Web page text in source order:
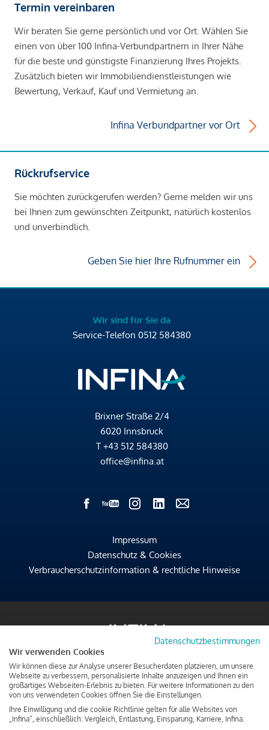
Termin vereinbaren
Wir beraten Sie gerne persönlich und vor Ort. Wählen Sie
einen von über 100 Infina-Verbundpartnern in Ihrer Nähe
für die beste und günstigste Finanzierung Ihres Projekts.
Zusätzlich bieten wir Immobiliendienstleistungen wie
Bewertung, Verkauf, Kauf und Vermietung an.
Infina Verbundpartner vor Ort
Rückrufservice
Sie möchten zurückgerufen werden? Gerne melden wir uns
bei Ihnen zum gewünschten Zeitpunkt, natürlich kostenlos
und unverbindlich.
Geben Sie hier Ihre Rufnummer ein
Wir sind für Sie da
Service-Telefon 0512 584380
Brixner Straße 2/4
6020 Innsbruck
T +43 512 584380
office@infina.at
Impressum
Datenschutz & Cookies
Verbraucherschutzinformation & rechtliche Hinweise
Datenschutzbestimmungen
Wir verwenden Cookies
Wir können diese zur Analyse unserer Besucherdaten platzieren, um unsere
Webseite zu verbessern, personalisierte Inhalte anzuzeigen und Ihnen ein
großartiges Webseiten-Erlebnis zu bieten. Für weitere Informationen zu den
von uns verwendeten Cookies öffnen Sie die Einstellungen.
Ihre Einwilligung und die cookie Richtlinie gelten für alle Websites von
„Infina“, einschließlich: Vergleich, Entlastung, Einsparung, Karriere, Infina.